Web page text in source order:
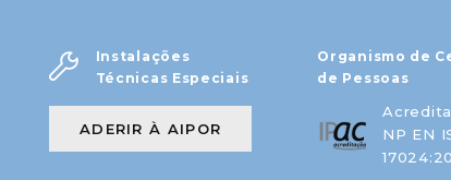
Instalações
Técnicas Especiais
ADERIR À AIPOR
Organismo de
de Pessoas
NP EN